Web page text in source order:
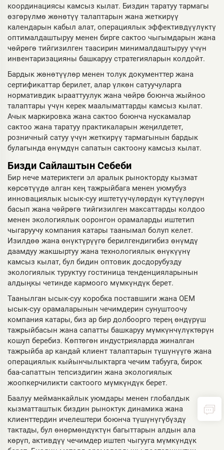
координациясы камсыз кылат. Биздин таратуу тармагы
өзгөрүлмө жөнөтүү талаптарын жана жеткирүү
календарын кабыл алат, операциялык эффективдүүлүктү
оптималдаштыруу менен бирге сактоо чыгымдарын жана
чөйрөгө тийгизилген таасирин минималдаштыруу үчүн
инвентаризацияны башкаруу стратегияларын колдойт.
Бардык жөнөтүүлөр менен толук документтер жана
сертификаттар берилет, алар үлкөн сатуучуларга
нормативдик ырааттуулук жана чөйрө боюнча жыйноо
талаптары үчүн керек маалыматтарды камсыз кылат.
Ачык маркировка жана сактоо боюнча нускамалар
сактоо жана таратуу практикаларын жеңилдетет,
розничный сатуу үчүн жеткирүү тармагынын бардык
булагында өнүмдүн сапатын сактоону камсыз кылат.
Бизди Сайлаштын Себеби
Бир нече материктеги эл аралык рынокторду кызмат
көрсөтүүдө алган кең тажрыйбага менен уюмубуз
инновациялык ысык-суу иштетүүчүлөрдүн күтүүлөрүн
басып жана чөйрөгө тийгизилген максаттарды колдоо
менен экологиялык ооронгон орамаларды иштетип
чыгаруучу компания катары таанымал болуп келет.
Изилдөө жана өнүктүрүүгө берилгендигибиз өнүмдү
даамдуу жакшыртуу жана технологиялык өнүкүүнү
камсыз кылат, бул бидин оптовик досдорубузду
экологиялык туруктуу гостиница тенденцияларынын
алдыңкы четинде кармоого мүмкүндүк берет.
Таанылган ысык-суу коробка поставшиги жана OEM
ысык-суу орамаларынын чечимдерин сунуштоочу
компания катары, биз ар бир долбоорго терең өндүрүш
тажрыйбасын жана сапатты башкаруу мүмкүнчүлүктөрүн
кошуп беребиз. Көптөгөн индустрияларда жиналган
тажрыйба ар кандай клиент талаптарын түшүнүүгө жана
операциялык кыйынчылыктарга чечим табууга, бирок
баа-сапаттын тепсиздигин жана экологиялык
жоопкерчиликти сактоого мүмкүндүк берет.
Баалуу мейманкайлык уюмдары менен глобалдык
кызматташтык биздин рыноктук динамика жана
клиенттердин ичелештери боюнча түшүнүгүбүздү
тактады, бул өнөрмөндүктүн багыттарын алдын ала
көрүп, активдүү чечимдер иштеп чыгууга мүмкүндүк